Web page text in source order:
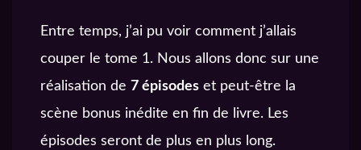
Entre temps, j’ai pu voir comment j’allais
couper le tome 1. Nous allons donc sur une
réalisation de 7 épisodes et peut-être la
scène bonus inédite en fin de livre. Les
épisodes seront de plus en plus long.